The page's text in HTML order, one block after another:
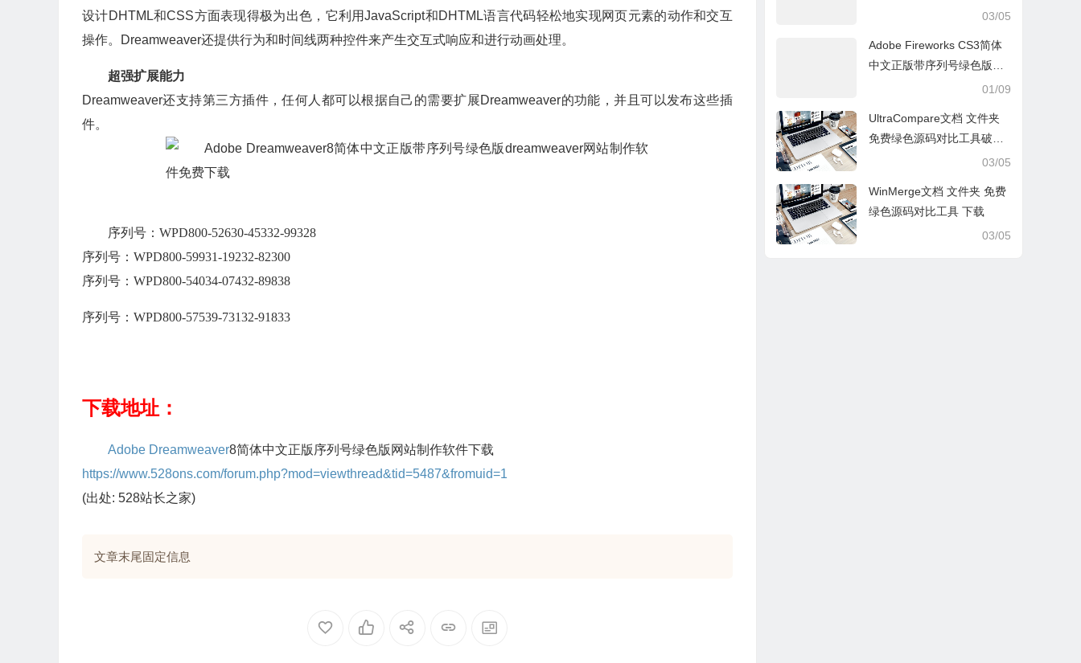
设计DHTML和CSS方面表现得极为出色，它利用JavaScript和DHTML语言代码轻松地实现网页元素的动作和交互
操作。Dreamweaver还提供行为和时间线两种控件来产生交互式响应和进行动画处理。
超强扩展能力
Dreamweaver还支持第三方插件 ，任何人都可以根据自己的需要扩展Dreamweaver的功能，并且可以发布这些插
件。
序列号： WPD800-52630-45332-99328
序列号： WPD800-59931-19232-82300
序列号： WPD800-54034-07432-89838
序列号： WPD800-57539-73132-91833
下载地址：
Adobe Dreamweaver8简体中文正版序列号绿色版网站制作软件下载
https://www.528ons.com/forum.php?mod=viewthread&tid=5487&fromuid=1
(出处: 528站长之家)
文章末尾固定信息
03/05
Adobe Fireworks CS3简体
中文正版带序列号绿色版Fir
ework图片处理软件破解版
01/09
UltraCompare文档 文件夹
免费绿色源码对比工具破解
03/05
WinMerge文档 文件夹 免费
绿色源码对比工具 下载
03/05